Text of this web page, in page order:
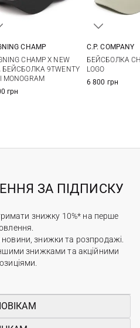
CHAMP
CHAMP X NEW
БЕЙСБОЛКА 9TWENTY
MONOGRAM
грн
C.P. COMPANY
БЕЙСБОЛКА
LOGO
6 800 грн
ЗА ПІДПИСКУ
знижку 10%* на перше
знижки та розпродажі.
знижками та акційними